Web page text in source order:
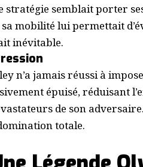
semblait porter
mobilité lui permettait
inévitable.
n’a jamais réussi à
épuisé, réduisant
de son
totale.